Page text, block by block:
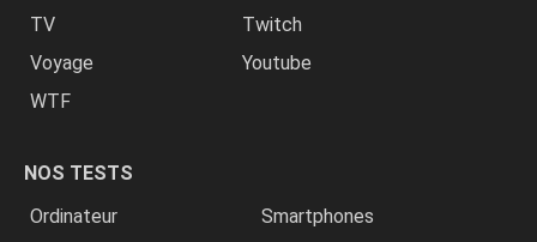
TV
Twitch
Voyage
Youtube
WTF
NOS TESTS
Ordinateur
Smartphones